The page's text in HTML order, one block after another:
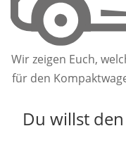
Wir zeigen Euch,
für den
Du willst